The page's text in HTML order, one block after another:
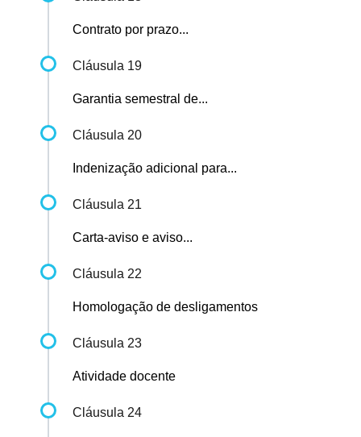
Contrato por prazo...
Cláusula 19
Garantia semestral de...
Cláusula 20
Indenização adicional para...
Cláusula 21
Carta-aviso e aviso...
Cláusula 22
Homologação de desligamentos
Cláusula 23
Atividade docente
Cláusula 24